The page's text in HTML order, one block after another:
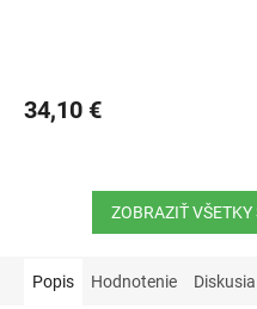
34,10 €
ZOBRAZIŤ VŠETKY
Popis Hodnotenie Diskusia